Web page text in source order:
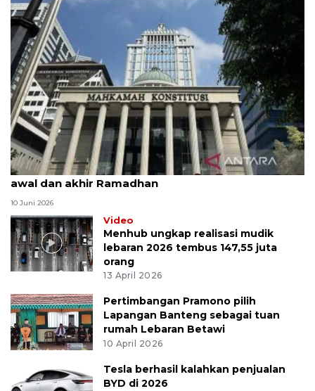
MK uji materi UU Peradilan Agama perihal isbat
awal dan akhir Ramadhan
10 Juni 2026
Video
Menhub ungkap realisasi mudik
lebaran 2026 tembus 147,55 juta
orang
13 April 2026
Pertimbangan Pramono pilih
Lapangan Banteng sebagai tuan
rumah Lebaran Betawi
10 April 2026
Tesla berhasil kalahkan penjualan
BYD di 2026